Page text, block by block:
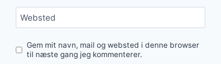
Websted
Gem mit navn, mail og websted i denne browser
til næste gang jeg kommenterer.